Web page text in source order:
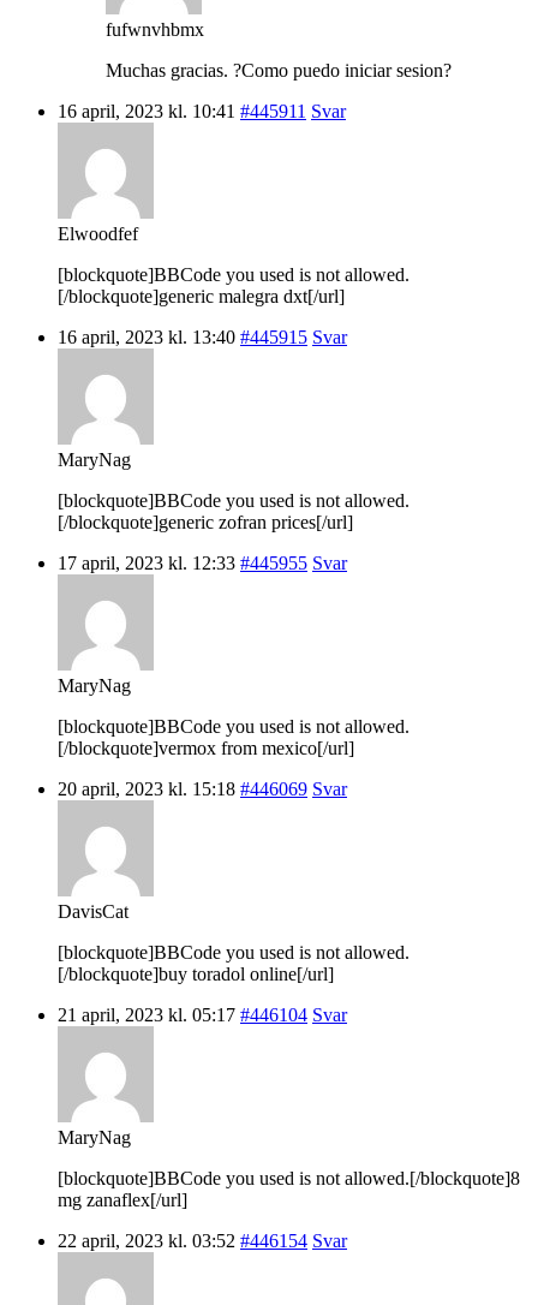
fufwnvhbmx
Muchas gracias. ?Como puedo iniciar sesion?
16 april, 2023 kl. 10:41 #445911 Svar
Elwoodfef
[blockquote]BBCode you used is not allowed.
[/blockquote]generic malegra dxt[/url]
16 april, 2023 kl. 13:40 #445915 Svar
MaryNag
[blockquote]BBCode you used is not allowed.
[/blockquote]generic zofran prices[/url]
17 april, 2023 kl. 12:33 #445955 Svar
MaryNag
[blockquote]BBCode you used is not allowed.
[/blockquote]vermox from mexico[/url]
20 april, 2023 kl. 15:18 #446069 Svar
DavisCat
[blockquote]BBCode you used is not allowed.
[/blockquote]buy toradol online[/url]
21 april, 2023 kl. 05:17 #446104 Svar
MaryNag
[blockquote]BBCode you used is not allowed.[/blockquote]8
mg zanaflex[/url]
22 april, 2023 kl. 03:52 #446154 Svar